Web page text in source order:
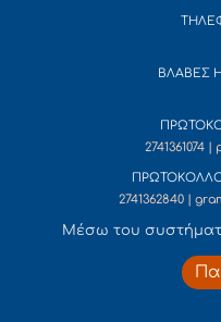
ΒΛΑΒΕΣ
2741361074
2741362840 |
Mέσω του